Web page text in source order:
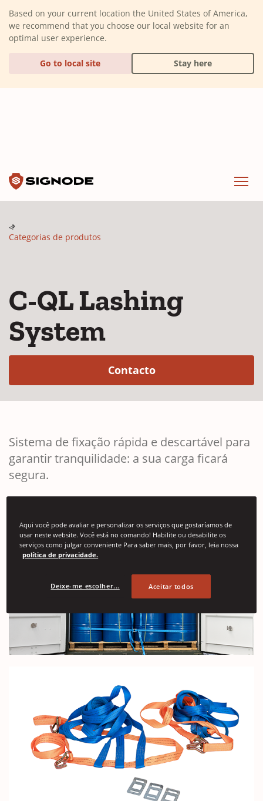
Based on your current location the United States of America,
we recommend that you choose our local website for an
optimal user experience.
Go to local site Stay here
Categorias de produtos
C-QL Lashing
System
Contacto(Opens in a new
Sistema de fixação rápida e descartável para
garantir tranquilidade: a sua carga ficará
segura.
Aqui você pode avaliar e personalizar os serviços que gostaríamos de
usar neste website. Você está no comando! Habilite ou desabilite os
serviços como julgar conveniente Para saber mais, por favor, leia nossa
política de privacidade.
Deixe-me escolher... Aceitar todos